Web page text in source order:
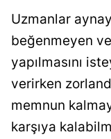
Uzmanlar
beğenmeyen
yapılmasını
verirken
memnun
karşıya